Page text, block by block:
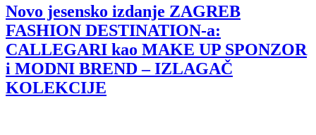
Novo jesensko izdanje ZAGREB
FASHION DESTINATION-a:
CALLEGARI kao MAKE UP SPONZOR
i MODNI BREND – IZLAGAČ
KOLEKCIJE